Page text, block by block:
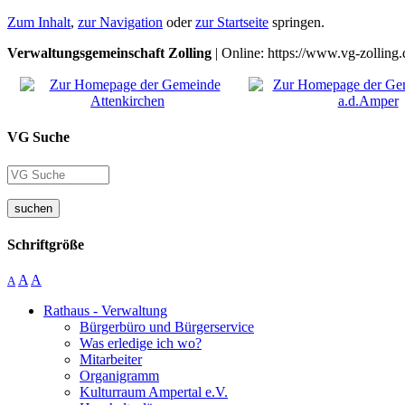
Zum Inhalt, zur Navigation oderzur Startseite springen.
Verwaltungsgemeinschaft Zolling | Online: https://www.vg-
VG Suche
suchen
Schriftgröße
A A A
Rathaus - Verwaltung
Bürgerbüro und Bürgerservice
Was erledige ich wo?
Mitarbeiter
Organigramm
Kulturraum Ampertal e.V.